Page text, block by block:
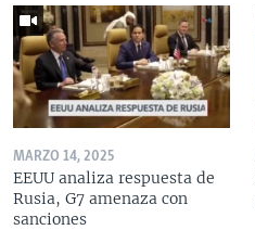
MARZO 14, 2025
EEUU analiza respuesta de
Rusia, G7 amenaza con
sanciones